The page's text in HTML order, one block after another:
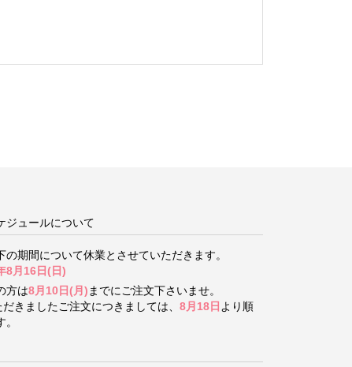
ジュールについて
の期間について休業とさせていただきます。
8月16日(日)
方は8月10日(月) までにご注文下さいませ。
きましたご注文につきましては、 8月18日 より順